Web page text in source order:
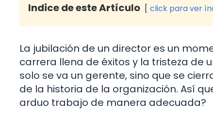
Indice de este Artículo click para ver
La jubilación de un director es un
carrera llena de éxitos y la tristeza de
solo se va un gerente, sino que se
de la historia de la organización. Así
arduo trabajo de manera adecuada?